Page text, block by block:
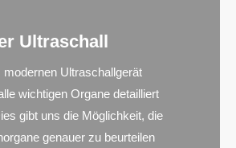
Ultraschall
modernen Ultraschallgerät
wichtigen Organe detailliert
gibt uns die Möglichkeit, die
genauer zu beurteilen